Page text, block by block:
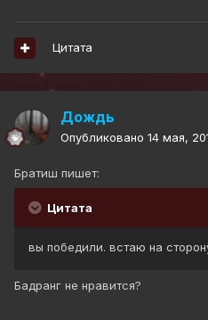
Цитата
Дождь
Опубликовано 14 мая,
Братиш пишет:
Цитата
вы победили. встаю на
Бадранг не нравится?